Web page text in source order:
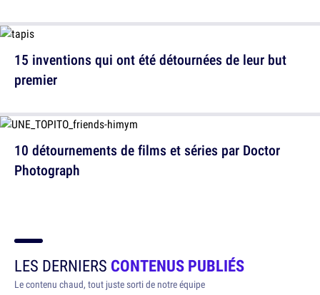
10 détournements de films et séries par Doctor
Photograph
15 inventions qui ont été détournées de leur but
premier
LES DERNIERS CONTENUS PUBLIÉS
Le contenu chaud, tout juste sorti de notre équipe